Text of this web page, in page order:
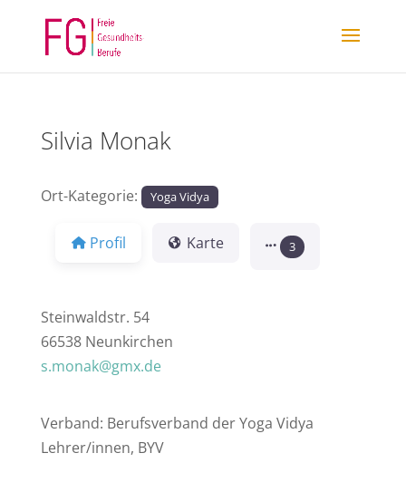
Silvia Monak
Ort-Kategorie: Yoga Vidya
Profil Karte 3
Steinwaldstr. 54
66538 Neunkirchen
s.monak@gmx.de
Verband: Berufsverband der Yoga Vidya
Lehrer/innen, BYV